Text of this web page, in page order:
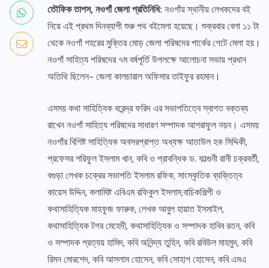
তৌফিক তাপস, নওগাঁ জেলা প্রতিনিধি: নওগাঁয় স্থানীয় লেখকদের বই
নিয়ে এই প্রথম দিনব্যাপী শুরু পথ বইমেলা হয়েছে। শুক্রবার বেলা ১১ টা
থেকে নওগাঁ শহরের মুক্তির মোড় জেলা পরিষদের পার্কের গেটে মেলা হয়।
নওগাঁ সাহিত্য পরিষদের ৭ম বর্ষপূর্তি উপলক্ষে আলোচনা সভায় প্রধান
অতিথি ছিলেন- জেলা কালচারাল অফিসার তাইফুর রহমান।
এসময় কথা সাহিত্যিক বরেন্দ্র ফরিদ এর সভাপতিত্বে স্বাগত বক্তব্য
রাখেন নওগাঁ সাহিত্য পরিষদের সাধারণ সম্পাদক আশরাফুল নয়ন। এসময়
নওগাঁর বিশিষ্ট সাহিত্যিক অবসরপ্রাপ্ত অধ্যক্ষ আতাউল হক সিদ্দিকী,
প্রফেসর শরিফুল ইসলাম খান, কবি ও প্রাবন্ধিক ড. ফাল্গুনী রানী চক্রবর্তী,
বগুড়া লেখক চক্রের সভাপতি ইসলাম রফিক, সাংস্কৃতিক ব্যক্তিত্ব
কায়েস উদ্দিন, কলামিষ্ট এবিএম রফিকুল ইসলাম,বাচিকশিল্পী ও
কথাসাহিত্যিক মাহফুজ ফারুক, লেখক আবুল হায়াত ইসমাইল,
কথাসাহিত্যিক টগর মেহেদী, কথাসাহিত্যিক ও সম্পাদক হাবিব রতন, কবি
ও সম্পাদক প্রত্যয় হামিদ, কবি অনিন্দ্য তুহিন, কবি রবিউল মাহমুদ, কবি
রিমন মোরশেদ, কবি আসলাম হোসেন, কবি সোহাগ হোসেন, কবি এমএ